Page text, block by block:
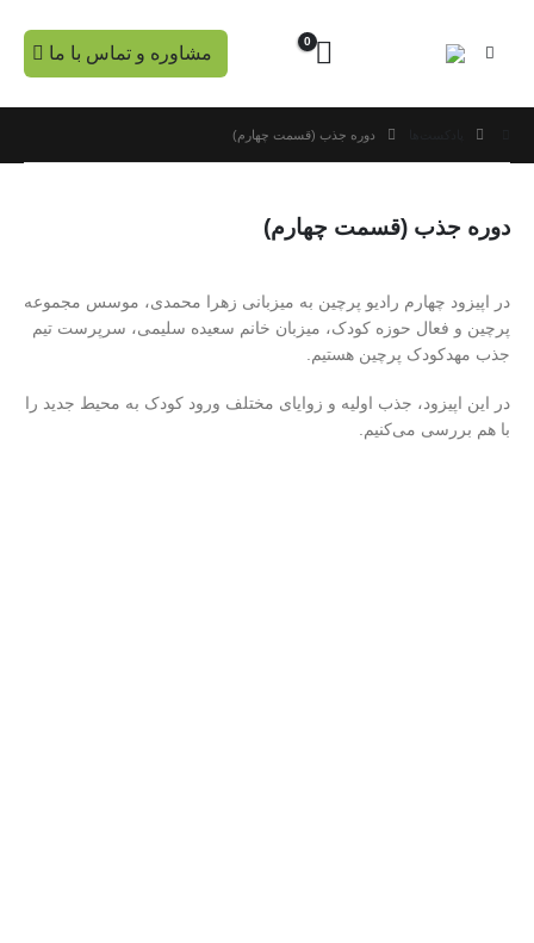
0
مشاوره و تماس با ما
دوره جذب (قسمت چهارم)
دوره جذب (قسمت چهارم)
در اپیزود چهارم رادیو پرچین به میزبانی زهرا محمدی، موسس مجموعه
پرچین و فعال حوزه کودک، میزبان خانم سعیده سلیمی، سرپرست تیم
جذب مهدکودک پرچین هستیم.
در این اپیزود، جذب اولیه و زوایای مختلف ورود کودک به محیط جدید را
با هم بررسی می‌کنیم.